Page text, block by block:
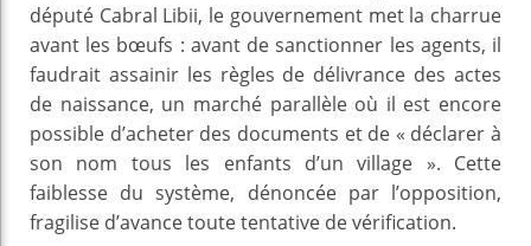
député Cabral Libii, le gouvernement met la charrue
avant les bœufs : avant de sanctionner les agents, il
faudrait assainir les règles de délivrance des actes
de naissance, un marché parallèle où il est encore
possible d’acheter des documents et de « déclarer à
son nom tous les enfants d’un village ». Cette
faiblesse du système, dénoncée par l’opposition,
fragilise d’avance toute tentative de vérification.